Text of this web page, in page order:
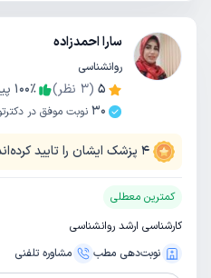
سارا احمدزاده
روانشناسی
5
(
3 نظر) 100٪
30 نوبت موفق در
4 پزشک ایشان را تایید
کمترین معطلی
کارشناسی ارشد روانشناسی
نوبت‌دهی مطب
مشاوره‌ تلفنی